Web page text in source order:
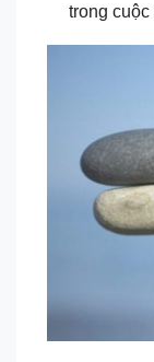
trong cuộc